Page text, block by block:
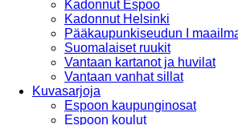
Kadonnut Espoo
Kadonnut Helsinki
Pääkaupunkiseudun I
Suomalaiset ruukit
Vantaan kartanot ja huvilat
Vantaan vanhat sillat
Kuvasarjoja
Espoon kaupunginosat
Espoon koulut